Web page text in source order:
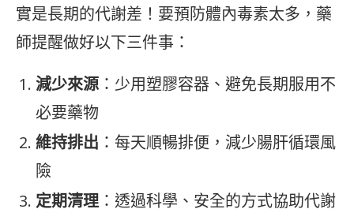
實是長期的代謝差！要預防體內毒素太多，藥
師提醒做好以下三件事：
減少來源 ：少用塑膠容器、避免長期服用不
必要藥物
維持排出 ：每天順暢排便，減少腸肝循環風
險
定期清理：透過科學、安全的方式協助代謝